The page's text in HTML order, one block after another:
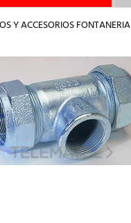
Y ACCESORIOS FONTANERIA